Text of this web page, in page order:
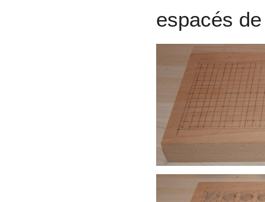
espacés